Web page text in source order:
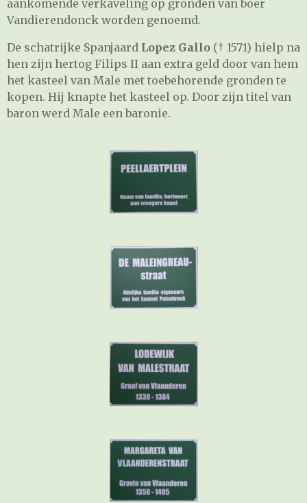
aankomende verkaveling op gronden van boer
Vandierendonck worden genoemd.
De schatrijke Spanjaard Lopez Gallo († 1571) hielp na
hen zijn hertog Filips II aan extra geld door van hem
het kasteel van Male met toebehorende gronden te
kopen. Hij knapte het kasteel op. Door zijn titel van
baron werd Male een baronie.